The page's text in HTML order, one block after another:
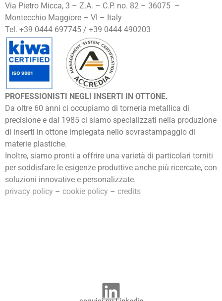
Via Pietro Micca, 3 – Z.A. – C.P. no. 82 – 36075 –
Montecchio Maggiore – VI – Italy
Tel. +39 0444 697745 / +39 0444 490203
PROFESSIONISTI NEGLI INSERTI IN OTTONE.
Da oltre 60 anni ci occupiamo di torneria metallica di
precisione e dal 1985 ci siamo specializzati nella produzione
di inserti in ottone impiegata nello sovrastampaggio di
materie plastiche.
Inoltre, siamo pronti a offrire una varietà di particolari torniti
per soddisfare le esigenze produttive anche più ricercate, con
soluzioni innovative e personalizzate.
privacy policy – cookie policy – credits